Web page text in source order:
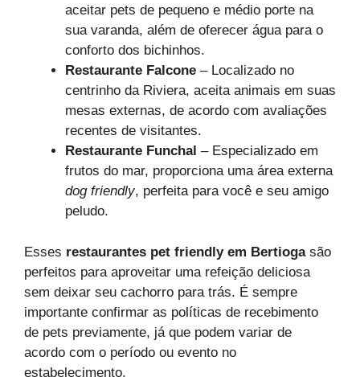
aceitar pets de pequeno e médio porte na
sua varanda, além de oferecer água para o
conforto dos bichinhos.
Restaurante Falcone – Localizado no
centrinho da Riviera, aceita animais em suas
mesas externas, de acordo com avaliações
recentes de visitantes.
Restaurante Funchal – Especializado em
frutos do mar, proporciona uma área externa
dog friendly, perfeita para você e seu amigo
peludo.
Esses restaurantes pet friendly em Bertiogasão
perfeitos para aproveitar uma refeição deliciosa
sem deixar seu cachorro para trás. É sempre
importante confirmar as políticas de recebimento
de pets previamente, já que podem variar de
acordo com o período ou evento no
estabelecimento.